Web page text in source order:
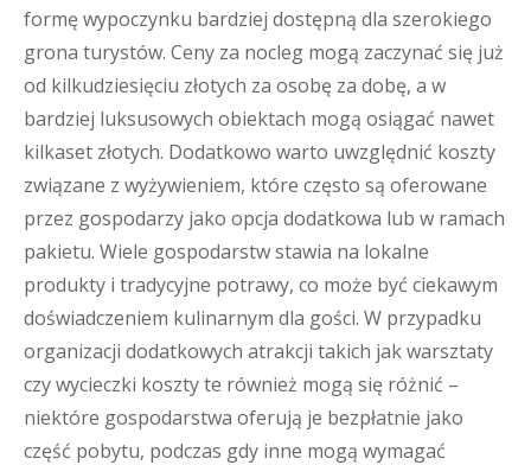
formę wypoczynku bardziej dostępną dla szerokiego
grona turystów. Ceny za nocleg mogą zaczynać się już
od kilkudziesięciu złotych za osobę za dobę, a w
bardziej luksusowych obiektach mogą osiągać nawet
kilkaset złotych. Dodatkowo warto uwzględnić koszty
związane z wyżywieniem, które często są oferowane
przez gospodarzy jako opcja dodatkowa lub w ramach
pakietu. Wiele gospodarstw stawia na lokalne
produkty i tradycyjne potrawy, co może być ciekawym
doświadczeniem kulinarnym dla gości. W przypadku
organizacji dodatkowych atrakcji takich jak warsztaty
czy wycieczki koszty te również mogą się różnić –
niektóre gospodarstwa oferują je bezpłatnie jako
część pobytu, podczas gdy inne mogą wymagać